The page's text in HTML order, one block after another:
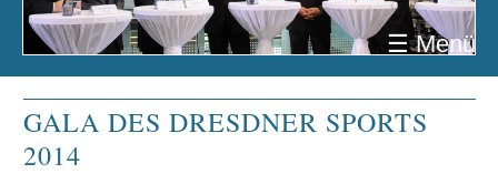
☰ Menü
GALA DES DRESDNER SPORTS
2014